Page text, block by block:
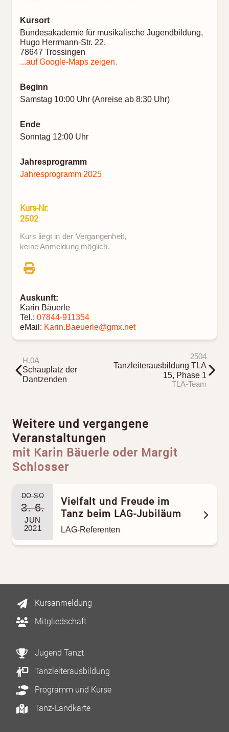
Kursort
Bundesakademie für musikalische Jugendbildung,
Hugo Herrmann-Str. 22,
78647 Trossingen
...auf Google-Maps zeigen.
Beginn
Samstag 10:00 Uhr (Anreise ab 8:30 Uhr)
Ende
Sonntag 12:00 Uhr
Jahresprogramm
Jahresprogramm 2025
Kurs-Nr:
2502
Kurs liegt in der Vergangenheit,
keine Anmeldung möglich.
Auskunft:
Karin Bäuerle
Tel.: 07844-911354
eMail: Karin.Baeuerle@gmx.net
H.0A
Schauplatz der
Dantzenden
2504
Tanzleiterausbildung TLA
15, Phase 1
TLA-Team
Weitere und vergangene
Veranstaltungen
mit Karin Bäuerle oder Margit
Schlosser
DO-SO
3.-6.
JUN
2021
Vielfalt und Freude im
Tanz beim LAG-Jubiläum
LAG-Referenten
Kursanmeldung
Mitgliedschaft
Jugend Tanzt
Tanzleiterausbildung
Programm und Kurse
Tanz-Landkarte